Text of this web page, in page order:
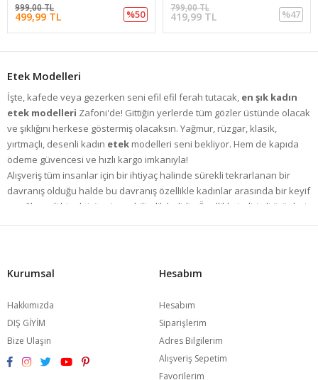
499,99 TL
999,00 TL
%50 419,99 TL
799,00 TL
%47
Etek Modelleri
İşte, kafede veya gezerken seni efil efil ferah tutacak, en şık kadın
etek modelleri Zafoni'de! Gittiğin yerlerde tüm gözler üstünde olacak
ve şıklığını herkese göstermiş olacaksın. Yağmur, rüzgar, klasik,
yırtmaçlı, desenli kadın etek modelleri seni bekliyor. Hem de kapıda
ödeme güvencesi ve hızlı kargo imkanıyla!
Alışveriş tüm insanlar için bir ihtiyaç halinde sürekli tekrarlanan bir
davranış olduğu halde bu davranış özellikle kadınlar arasında bir keyif
ve eğlenceli bir aktivitenin en bilindik halidir. Özellikle indirimli ürünleri
kolaylıkla kadın
dahil çok çeşitli ürünlerin mevcut
ediyoruz. Güvenli alışverişin öncüsü olarak son model tasarımları her
zevke yönelik geniş bir ürün kataloğu ile yalnızca birkaç tık ile ulaşıma
sağlayarak alışverişin sadece belirli gün ve saatlerde değil her zaman
ve her yerde bir eğlence olmasını sağlamaktayız.
Uzun Kalem Etek Çeşitleri Ve Kısa Etek Modelleri
Kurumsal
Hakkımızda
DIŞ GİYİM
Bize Ulaşın
Hesabım
Hesabım
Siparişlerim
Adres Bilgilerim
Alışveriş Sepetim
Favorilerim